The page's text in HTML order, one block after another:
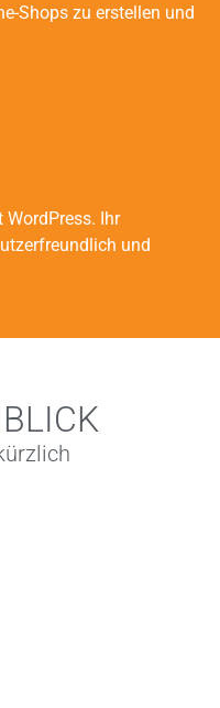
Shops zu erstellen und
Ihr
und